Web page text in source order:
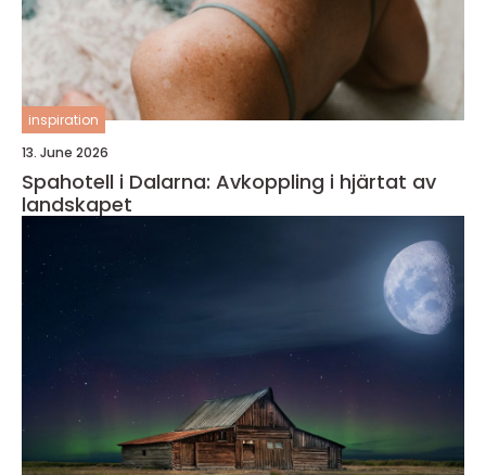
inspiration
13. June 2026
Spahotell i Dalarna: Avkoppling i hjärtat av
landskapet